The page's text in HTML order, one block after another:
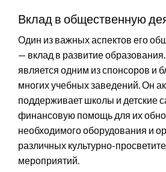
Вклад в общественную
Один из важных аспектов его
— вклад в развитие
является одним из спонсоров и
многих учебных заведений. Он
поддерживает школы и детские
финансовую помощь для их
необходимого оборудования и
различных культурно-
мероприятий.